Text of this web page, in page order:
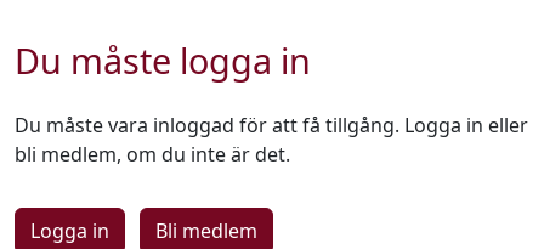
Du måste logga in
Du måste vara inloggad för att få tillgång. Logga in eller
bli medlem, om du inte är det.
Logga in